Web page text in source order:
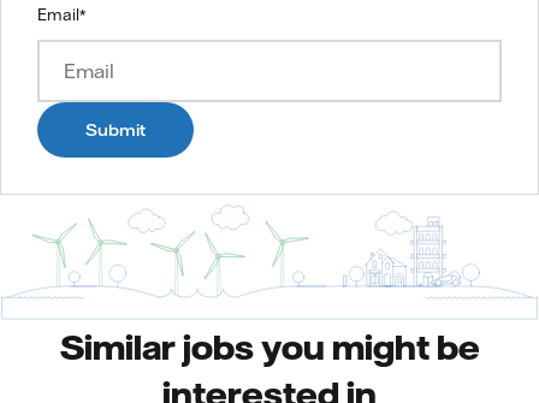
Email*
Submit
Similar jobs you might be
interested in